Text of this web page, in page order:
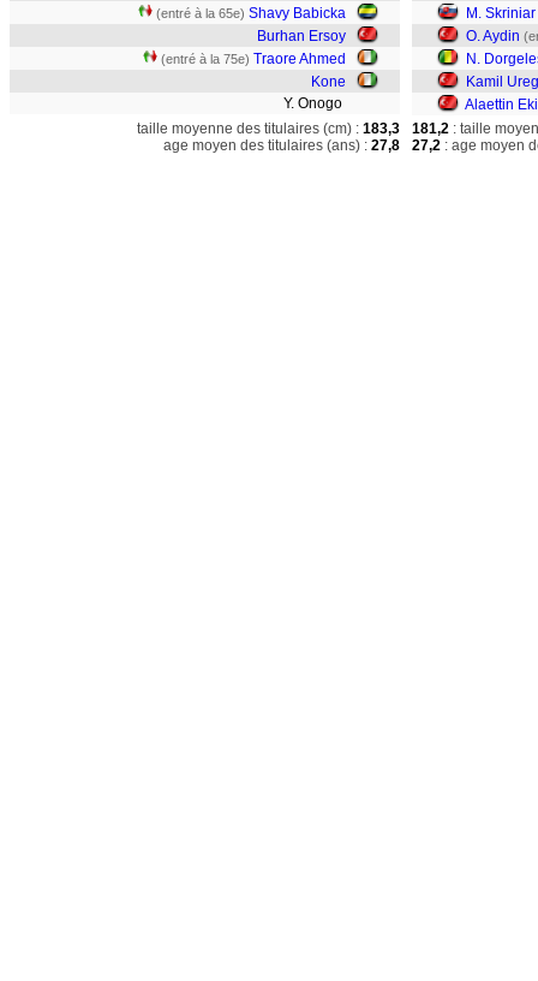
(entré à la 65e) Shavy Babicka
Burhan Ersoy
(entré à la 75e) Traore Ahmed
Kone
Y. Onogo
M. Skriniar
O. Aydin
N.
Kamil
Alaettin
taille moyenne des titulaires (cm) : 183,3
age moyen des titulaires (ans) : 27,8
181,2 : taille
27,2 : age moyen